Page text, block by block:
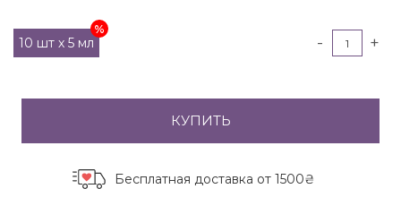
10 шт х 5 мл - +
КУПИТЬ
Бесплатная доставка от 1500₴